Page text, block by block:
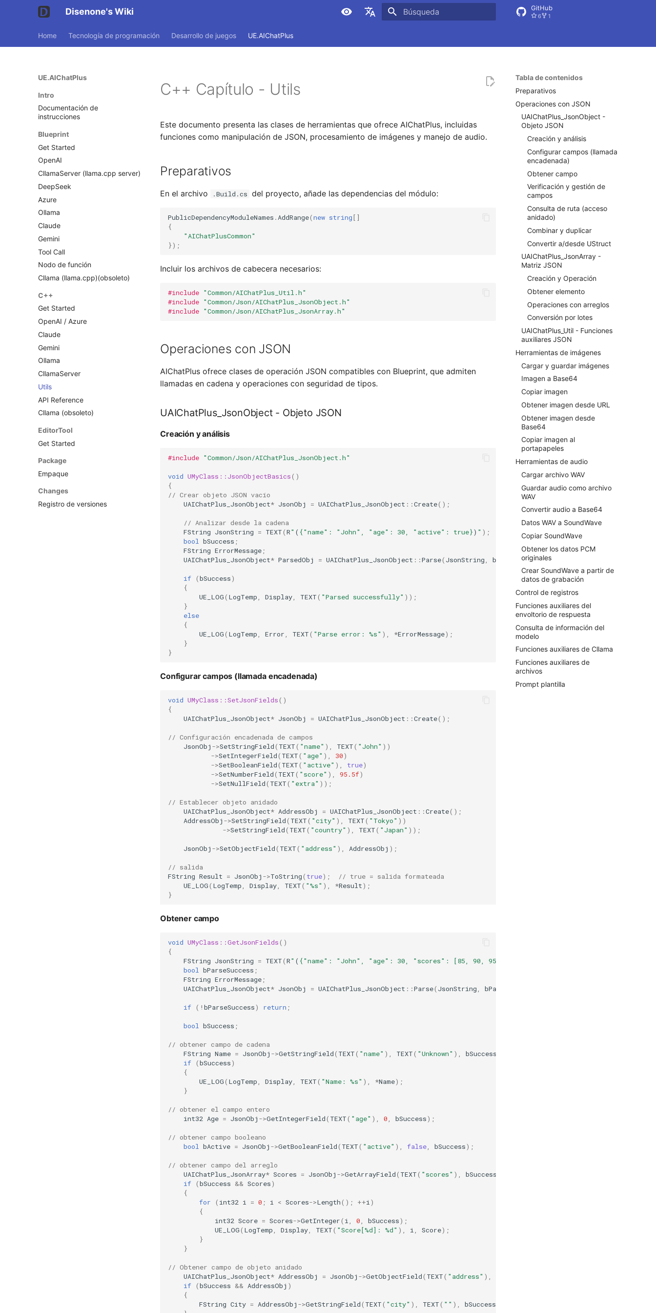
Disenone's Wiki
Deutsch
Français
GitHub
6 1
Home Tecnología de programación Desarrollo de juegos UE.AIChatPlus
UE.AIChatPlus
Intro
Documentación de
instrucciones
Blueprint
Get Started
OpenAI
CllamaServer (llama.cpp server)
DeepSeek
Azure
Ollama
Claude
Gemini
Tool Call
Nodo de función
Cllama (llama.cpp)(obsoleto)
C++
Get Started
OpenAI / Azure
Claude
Gemini
Ollama
CllamaServer
Utils
API Reference
Cllama (obsoleto)
EditorTool
Get Started
Package
Empaque
Changes
Registro de versiones
Tabla de contenidos
Preparativos
Operaciones con JSON
UAIChatPlus_JsonObject -
Objeto JSON
Creación y análisis
Configurar campos (llamada
encadenada)
Obtener campo
Verificación y gestión de
campos
Consulta de ruta (acceso
anidado)
Combinar y duplicar
Convertir a/desde UStruct
UAIChatPlus_JsonArray -
Matriz JSON
Creación y Operación
Obtener elemento
Operaciones con arreglos
Conversión por lotes
UAIChatPlus_Util - Funciones
auxiliares JSON
Herramientas de imágenes
Cargar y guardar imágenes
Imagen a Base64
Copiar imagen
Obtener imagen desde URL
Obtener imagen desde
Base64
Copiar imagen al
portapapeles
Herramientas de audio
Cargar archivo WAV
Guardar audio como archivo
WAV
Convertir audio a Base64
Datos WAV a SoundWave
Copiar SoundWave
Obtener los datos PCM
originales
Crear SoundWave a partir de
datos de grabación
Control de registros
Funciones auxiliares del
envoltorio de respuesta
Consulta de información del
modelo
Funciones auxiliares de Cllama
Funciones auxiliares de
archivos
Prompt plantilla
C++ Capítulo - Utils
Este documento presenta las clases de herramientas que ofrece AIChatPlus, incluidas
funciones como manipulación de JSON, procesamiento de imágenes y manejo de audio.
Preparativos
En el archivo .Build.cs del proyecto, añade las dependencias del módulo:
PublicDependencyModuleNames . AddRange(new string[]
{
"AIChatPlusCommon"
});
Incluir los archivos de cabecera necesarios:
#include "Common/AIChatPlus_Util.h"
#include "Common/Json/AIChatPlus_JsonObject.h"
#include "Common/Json/AIChatPlus_JsonArray.h"
Operaciones con JSON
AIChatPlus ofrece clases de operación JSON compatibles con Blueprint, que admiten
llamadas en cadena y operaciones con seguridad de tipos.
UAIChatPlus_JsonObject - Objeto JSON
Creación y análisis
#include "Common/Json/AIChatPlus_JsonObject.h"
void UMyClass::JsonObjectBasics()
{
// Crear objeto JSON vacío
UAIChatPlus_JsonObject* JsonObj = UAIChatPlus_JsonObject ::Create();
// Analizar desde la cadena
FString JsonString = TEXT(R" ( {"name": "John", "age": 30, "active": true}) " );
bool
bSuccess ;
FString ErrorMessage ;
UAIChatPlus_JsonObject* ParsedObj = UAIChatPlus_JsonObject ::Parse( JsonString bSuccess, ErrorMessage
if (bSuccess)
{
UE_LOG( LogTemp Display TEXT( "Parsed successfully" ));
}
else
{
UE_LOG( LogTemp Error TEXT( "Parse error: %s" ), *ErrorMessage);
}
}
Configurar campos (llamada encadenada)
void UMyClass::SetJsonFields()
{
UAIChatPlus_JsonObject* JsonObj = UAIChatPlus_JsonObject ::Create();
// Configuración encadenada de campos
JsonObj ->SetStringField( TEXT( "name" ), TEXT( "John" ))
->SetIntegerField( TEXT( "age" ), 30)
->SetBooleanField( TEXT( "active" ), true)
->SetNumberField( TEXT( "score" ), 95.5f)
->SetNullField( TEXT( "extra" ));
// Establecer objeto anidado
UAIChatPlus_JsonObject* AddressObj = UAIChatPlus_JsonObject ::Create();
AddressObj ->SetStringField( TEXT( "city" ), TEXT( "Tokyo" ))
->SetStringField( TEXT( "country" ), TEXT( "Japan" ));
JsonObj ->SetObjectField( TEXT( "address" ), AddressObj );
// salida
FString Result = JsonObj ->ToString( true);
// true = salida formateada
UE_LOG( LogTemp Display TEXT( "%s" ), *Result);
}
Obtener campo
void UMyClass::GetJsonFields()
{
FString JsonString = TEXT(R" ( {"name": "John", "age": 30, "scores": [85, 90, 95]}
bool
bParseSuccess ;
FString ErrorMessage ;
UAIChatPlus_JsonObject* JsonObj = UAIChatPlus_JsonObject ::Parse( JsonString bParseSuccess
if ( ! bParseSuccess) return ;
bool bSuccess ;
// obtener campo de cadena
FString Name = JsonObj ->GetStringField( TEXT( "name" ), TEXT( "Unknown" ), bSuccess
if (bSuccess)
{
UE_LOG( LogTemp Display TEXT( "Name: %s" ), *Name);
}
// obtener el campo entero
int32 Age = JsonObj ->GetIntegerField( TEXT( "age" ), 0 bSuccess);
// obtener campo booleano
bool
bActive = JsonObj ->GetBooleanField( TEXT( "active" ), false bSuccess);
// obtener campo del arreglo
UAIChatPlus_JsonArray* Scores = JsonObj ->GetArrayField( TEXT( "scores" ), bSuccess
if (bSuccess && Scores)
{
for
( int32 i = 0 ; i < Scores->Length(); ++i )
{
int32 Score = Scores->GetInteger( i 0 bSuccess);
UE_LOG( LogTemp Display TEXT( "Score[%d]: %d" ), i Score);
}
}
// Obtener campo de objeto anidado
UAIChatPlus_JsonObject* AddressObj = JsonObj ->GetObjectField( TEXT( "address" ),
if (bSuccess && AddressObj )
{
FString City = AddressObj ->GetStringField( TEXT( "city" ), TEXT( "" ), bSuccess